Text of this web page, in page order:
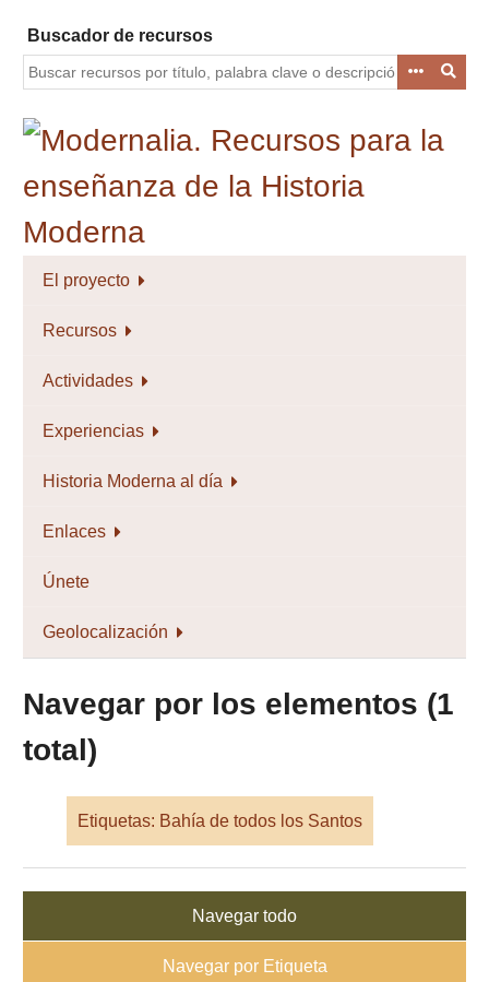
contenido
principal
Buscador de recursos
El proyecto
Recursos
Actividades
Experiencias
Historia Moderna al día
Enlaces
Únete
Geolocalización
Navegar por los elementos (1
total)
Etiquetas: Bahía de todos los Santos
Navegar todo
Navegar por Etiqueta